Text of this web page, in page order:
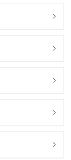




